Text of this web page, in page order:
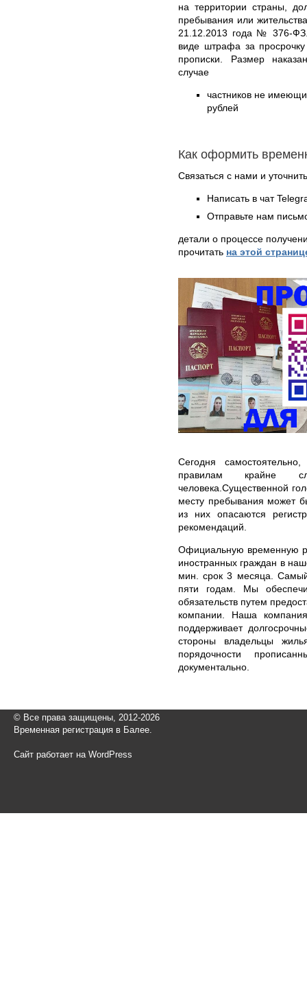
на территории страны,
пребывания или
21.12.2013 года № 376-ФЗ.
виде штрафа за
прописки. Размер
случае
частников не
рублей
Как оформить
Связаться с нами и
Написать в чат
Отправьте нам
детали о процессе
прочитать на этой
Сегодня
правилам крайне
человека.Существенной
месту пребывания может
из них опасаются
рекомендаций.
Официальную временную
иностранных граждан в
мин. срок 3 месяца.
пяти годам. Мы
обязательств путем
компании. Наша
поддерживает
стороны владельцы
порядочности
документально.
© Все права защищены, 2012-2026
Временная регистрация в Балее.
Сайт работает на WordPress